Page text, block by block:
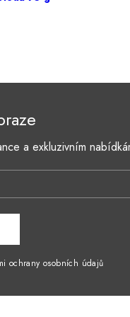
a exkluzivním
ochrany osobních údajů